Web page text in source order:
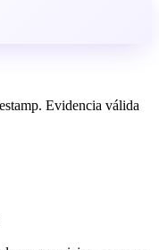
Evidencia válida